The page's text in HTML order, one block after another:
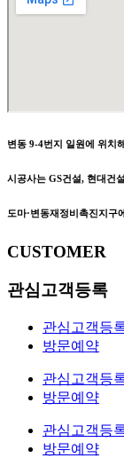
변동 9-4번지 일원에 위치
시공사는 GS건설, 현대건
도마·변동재정비촉진지구
CUSTOMER
관심고객등록
관심고객등
방문예약
관심고객등
방문예약
관심고객등
방문예약